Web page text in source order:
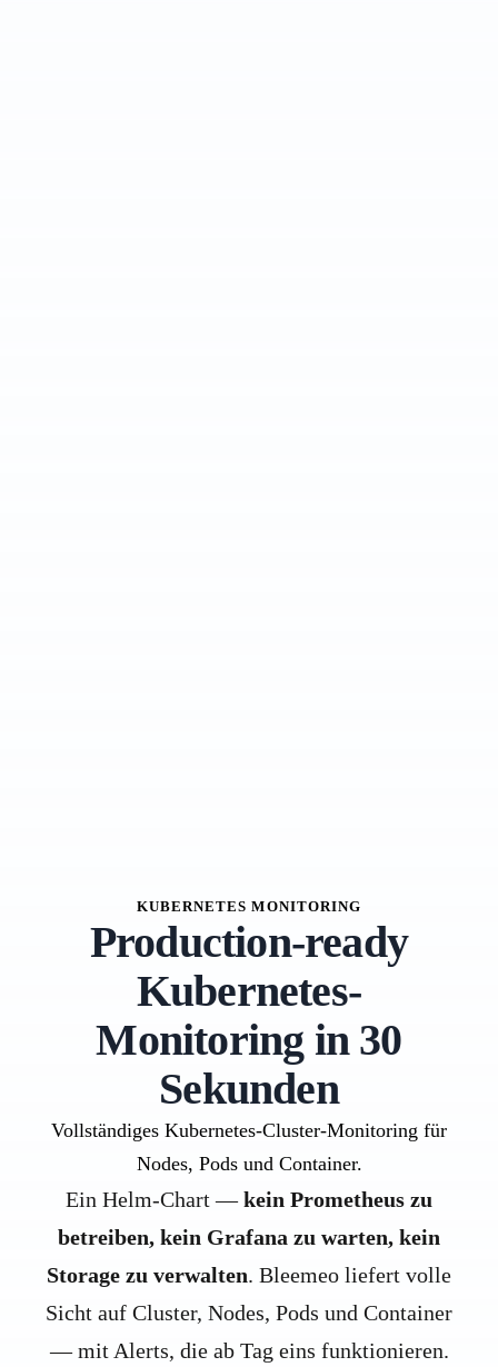
KUBERNETES MONITORING
Production-ready
Kubernetes-
Monitoring in 30
Sekunden
Vollständiges Kubernetes-Cluster-Monitoring für
Nodes, Pods und Container.
Ein Helm-Chart —kein Prometheus zu
betreiben, kein Grafana zu warten, kein
Storage zu verwalten. Bleemeo liefert volle
Sicht auf Cluster, Nodes, Pods und Container
— mit Alerts, die ab Tag eins funktionieren.